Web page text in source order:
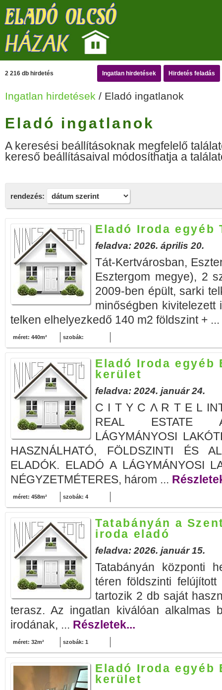
2 216 db hirdetés Ingatlan hirdetések Hirdetés feladás
Ingatlan hirdetések / Eladó ingatlanok
Eladó ingatlanok
A keresési beállításoknak megfelelő
kereső beállításaival módosíthatja a
rendezés:
Eladó Iroda egyéb
feladva: 2026. április 20.
Tát-Kertvárosban,
Esztergom megye), 2
2009-ben épült, sarki
minőségben kivitelezett
telken elhelyezkedő 140 m2 földszint + ...
méret: 440m² szobák:
Eladó Iroda egyéb
kerület
feladva: 2024. január 24.
C I T Y C Λ R T E L
REAL ESTATE
LÁGYMÁNYOSI
HASZNÁLHATÓ, FÖLDSZINTI ÉS
ELADÓK. ELADÓ A LÁGYMÁNYOSI
NÉGYZETMÉTERES, három ...
méret: 458m² szobák: 4
Tatabányán a
iroda eladó
feladva: 2026. január 15.
Tatabányán központi
téren földszinti
tartozik 2 db saját
terasz. Az ingatlan kiválóan alkalmas
irodának, ... Részletek...
méret: 32m² szobák: 1
Eladó Iroda egyéb
kerület